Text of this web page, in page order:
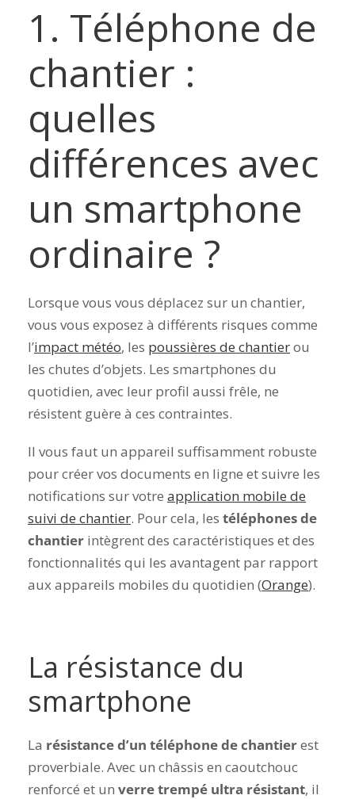
1. Téléphone de
chantier :
quelles
différences avec
un smartphone
ordinaire ?
Lorsque vous vous déplacez sur un chantier,
vous vous exposez à différents risques comme
l’impact météo, les poussières de chantierou
les chutes d’objets. Les smartphones du
quotidien, avec leur profil aussi frêle, ne
résistent guère à ces contraintes.
Il vous faut un appareil suffisamment robuste
pour créer vos documents en ligne et suivre les
notifications sur votre application mobile de
suivi de chantier. Pour cela, les téléphones de
chantier intègrent des caractéristiques et des
fonctionnalités qui les avantagent par rapport
aux appareils mobiles du quotidien (Orange).
La résistance du
smartphone
La résistance d’un téléphone de chantierest
proverbiale. Avec un châssis en caoutchouc
renforcé et un verre trempé ultra résistant, il